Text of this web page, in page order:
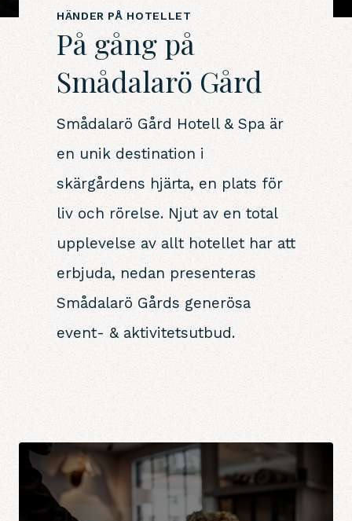
HÄNDER PÅ HOTELLET
På gång på
Smådalarö Gård
Smådalarö Gård Hotell & Spa är
en unik destination i
skärgårdens hjärta, en plats för
liv och rörelse. Njut av en total
upplevelse av allt hotellet har att
erbjuda, nedan presenteras
Smådalarö Gårds generösa
event- & aktivitetsutbud.